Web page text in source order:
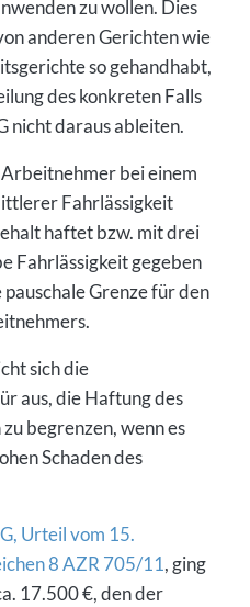
zu wollen. Dies
anderen Gerichten wie
so gehandhabt,
des konkreten Falls
nicht daraus ableiten.
bei einem
Fahrlässigkeit
haftet bzw. mit drei
Fahrlässigkeit gegeben
pauschale Grenze für den
sich die
aus, die Haftung des
begrenzen, wenn es
Schaden des
Urteil vom 15.
8 AZR 705/11, ging
17.500 €, den der